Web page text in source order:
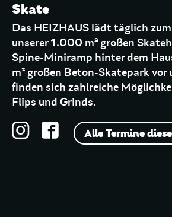
Skate
Das HEIZHAUS lädt täglich
unserer 1.000 m² großen
Spine-Miniramp hinter dem
m² großen Beton-Skatepark vor
finden sich zahlreiche
Flips und Grinds.
Alle Termine